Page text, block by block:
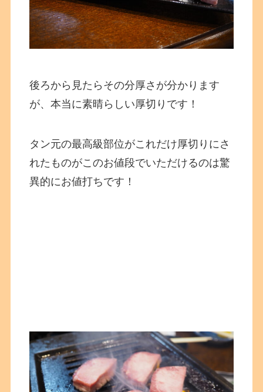
後ろから見たらその分厚さが分かります
が、本当に素晴らしい厚切りです！
タン元の最高級部位がこれだけ厚切りにさ
れたものがこのお値段でいただけるのは驚
異的にお値打ちです！